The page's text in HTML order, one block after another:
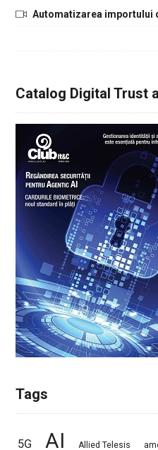
Automatizarea importului
Catalog Digital Trust
Tags
5G AI Allied Telesis